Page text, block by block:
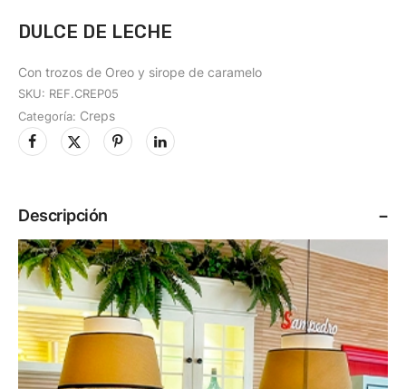
DULCE DE LECHE
Con trozos de Oreo y sirope de caramelo
SKU: REF.CREP05
Categoría: Creps
Descripción